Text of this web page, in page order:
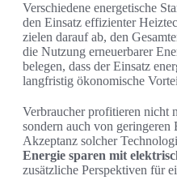
Verschiedene energetische
den Einsatz effizienter
zielen darauf ab, den
die Nutzung erneuerbarer
belegen, dass der Einsatz
langfristig ökonomische
Verbraucher profitieren nicht
sondern auch von geringeren
Akzeptanz solcher
Energie sparen mit
zusätzliche Perspektiven für